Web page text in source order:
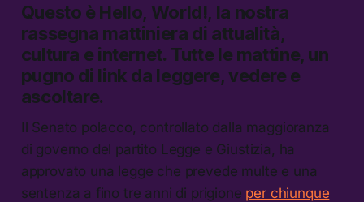
Questo è Hello, World!, la nostra
rassegna mattiniera di attualità,
cultura e internet. Tutte le mattine, un
pugno di link da leggere, vedere e
ascoltare.
Il Senato polacco, controllato dalla maggioranza
di governo del partito Legge e Giustizia, ha
approvato una legge che prevede multe e una
sentenza a fino tre anni di prigione per chiunque